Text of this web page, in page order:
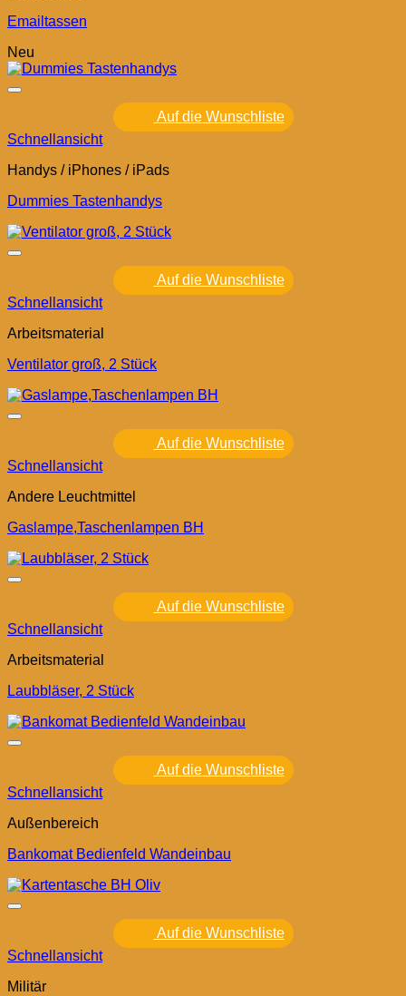
Emailtassen
Neu
Auf die Wunschliste
Schnellansicht
Handys / iPhones / iPads
Dummies Tastenhandys
Auf die Wunschliste
Schnellansicht
Arbeitsmaterial
Ventilator groß, 2 Stück
Auf die Wunschliste
Schnellansicht
Andere Leuchtmittel
Gaslampe,Taschenlampen BH
Auf die Wunschliste
Schnellansicht
Arbeitsmaterial
Laubbläser, 2 Stück
Auf die Wunschliste
Schnellansicht
Außenbereich
Bankomat Bedienfeld Wandeinbau
Auf die Wunschliste
Schnellansicht
Militär